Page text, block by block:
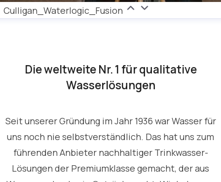
Culligan_Waterlogic_Fusion
Die weltweite Nr. 1 für qualitative
Wasserlösungen
Seit unserer Gründung im Jahr 1936 war Wasser für
uns noch nie selbstverständlich. Das hat uns zum
führenden Anbieter nachhaltiger Trinkwasser-
Lösungen der Premiumklasse gemacht, der aus